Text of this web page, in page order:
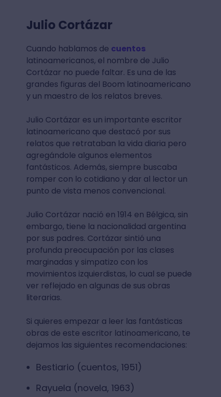
Julio Cortázar
Cuando hablamos de cuentos
latinoamericanos, el nombre de Julio
Cortázar no puede faltar. Es una de las
grandes figuras del Boom latinoamericano
y un maestro de los relatos breves.
Julio Cortázar es un importante escritor
latinoamericano que destacó por sus
relatos que retrataban la vida diaria pero
agregándole algunos elementos
fantásticos. Además, siempre buscaba
romper con lo cotidiano y dar al lector un
punto de vista menos convencional.
Julio Cortázar nació en 1914 en Bélgica, sin
embargo, tiene la nacionalidad argentina
por sus padres. Cortázar sintió una
profunda preocupación por las clases
marginadas y simpatizo con los
movimientos izquierdistas, lo cual se puede
ver reflejado en algunas de sus obras
literarias.
Si quieres empezar a leer las fantásticas
obras de este escritor latinoamericano, te
dejamos las siguientes recomendaciones:
Bestiario (cuentos, 1951)
Rayuela (novela, 1963)